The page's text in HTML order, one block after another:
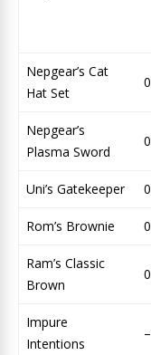
Nepgear’s Cat
Hat Set
Nepgear’s
Plasma Sword
Uni’s Gatekeeper
Rom’s Brownie
Ram’s Classic
Brown
Impure
Intentions
–